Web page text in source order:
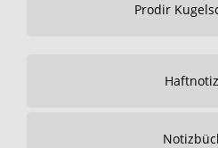
Prodir